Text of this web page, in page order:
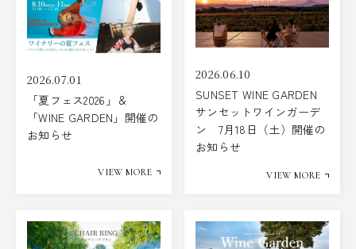
2026.07.01
「夏フェス2026」＆
「WINE GARDEN」開催の
お知らせ
VIEW MORE
2026.06.10
SUNSET WINE GARDEN
サンセットワインガーデ
ン 7月18日（土）開催の
お知らせ
VIEW MORE